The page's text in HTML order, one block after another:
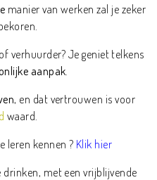
manier van werken zal je zeker
verhuurder? Je geniet telkens
aanpak
, en dat vertrouwen is voor
waard.
leren kennen ? Klik hier
met een vrijblijvende